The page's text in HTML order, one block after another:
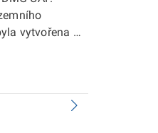
vytvořena v